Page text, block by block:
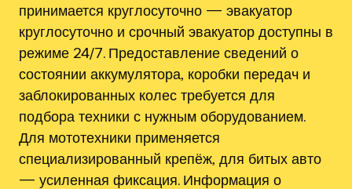
принимается круглосуточно — эвакуатор
круглосуточно и срочный эвакуатор доступны в
режиме 24/7. Предоставление сведений о
состоянии аккумулятора‚ коробки передач и
заблокированных колес требуется для
подбора техники с нужным оборудованием.
Для мототехники применяется
специализированный крепёж‚ для битых авто
— усиленная фиксация. Информация о